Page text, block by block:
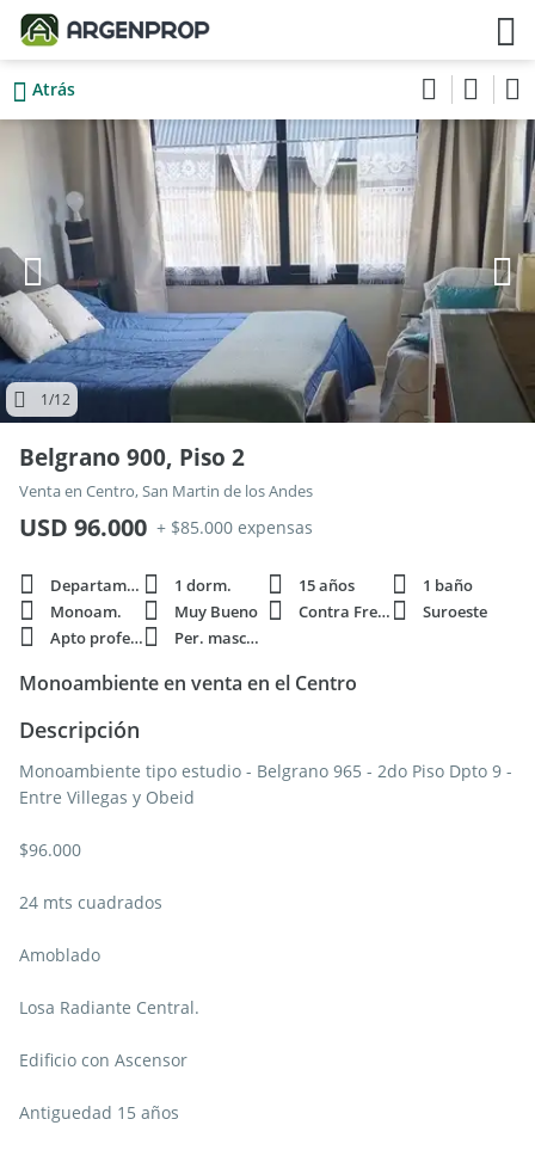
Atrás
1/12
Belgrano 900, Piso 2
Venta en Centro, San Martin de los Andes
USD 96.000 + $85.000 expensas
Departamento 1 dorm. 15 años
1 baño
Monoam.
Muy Bueno Contra Frente
Suroeste
Apto profesi.
Per. mascota
Monoambiente en venta en el Centro
Descripción
Monoambiente tipo estudio - Belgrano 965 - 2do Piso Dpto 9 -
Entre Villegas y Obeid
$96.000
24 mts cuadrados
Amoblado
Losa Radiante Central.
Edificio con Ascensor
Antiguedad 15 años